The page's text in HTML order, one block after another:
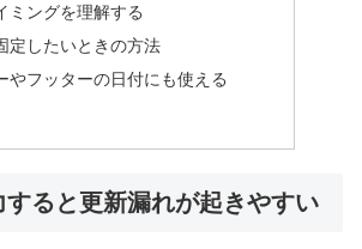
ミングを理解する
定したいときの方法
やフッターの日付にも使える
すると更新漏れが起きやすい